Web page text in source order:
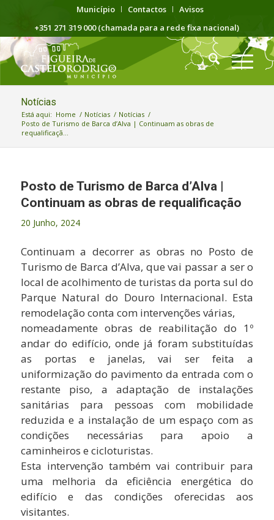
Município Contactos
Avisos
+351 271 319 000 (chamada para a rede fixa nacional)
Notícias
Está aqui: Home / Notícias / Notícias /
Posto de Turismo de Barca d’Alva | Continuam as obras de
requalificaçã...
Posto de Turismo de Barca d’Alva |
Continuam as obras de requalificação
20 Junho, 2024
Continuam a decorrer as obras no Posto de
Turismo de Barca d’Alva, que vai passar a ser o
local de acolhimento de turistas da porta sul do
Parque Natural do Douro Internacional. Esta
remodelação conta com intervenções várias,
nomeadamente obras de reabilitação do 1º
andar do edifício, onde já foram substituídas
as portas e janelas, vai ser feita a
uniformização do pavimento da entrada com o
restante piso, a adaptação de instalações
sanitárias para pessoas com mobilidade
reduzida e a instalação de um espaço com as
condições necessárias para apoio a
caminheiros e cicloturistas.
Esta intervenção também vai contribuir para
uma melhoria da eficiência energética do
edifício e das condições oferecidas aos
visitantes.